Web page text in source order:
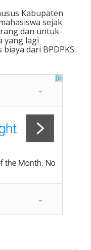
Kabupaten
sejak
dan untuk
yang lagi
dari BPDPKS.